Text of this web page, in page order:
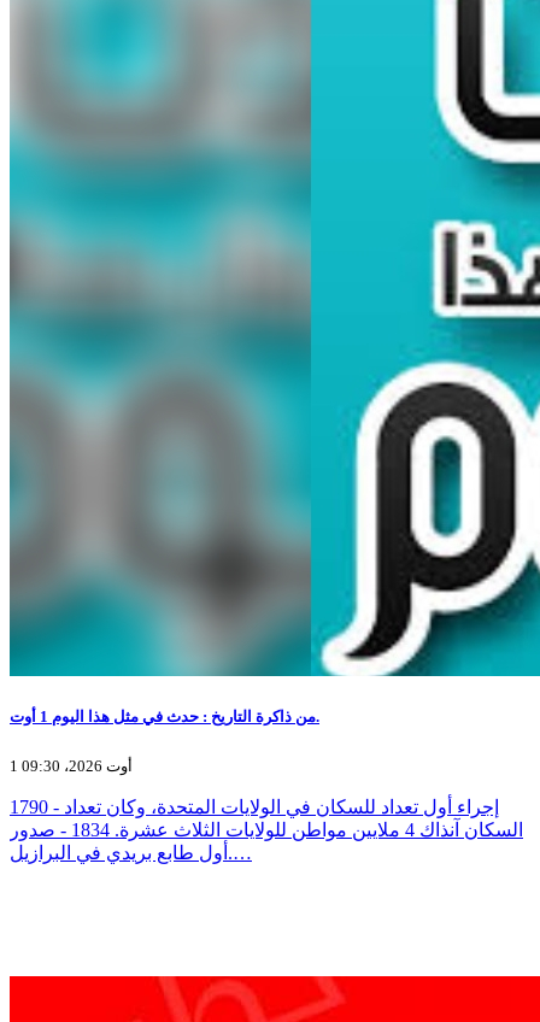
من ذاكرة التاريخ : حدث في مثل هذا اليوم 1 أوت.
1 أوت 2026، 09:30
1790 - إجراء أول تعداد للسكان في الولايات المتحدة، وكان تعداد
السكان آنذاك 4 ملايين مواطن للولايات الثلاث عشرة. 1834 - صدور
أول طابع بريدي في البرازيل.…